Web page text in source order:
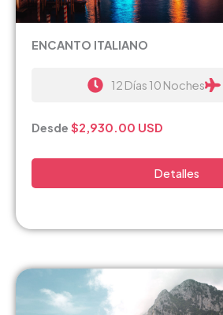
ENCANTO ITALIANO
12 Días 10 Noches
Desde $2,930.00 USD
Detalles